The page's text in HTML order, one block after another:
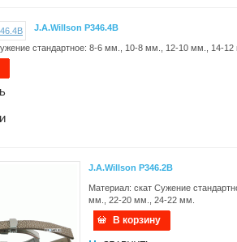
J.A.Willson P346.4B
стандартное: 8-6 мм., 10-8 мм., 12-10 мм., 14-
J.A.Willson P346.2B
Материал: скат Сужение
мм., 22-20 мм., 24-22 мм.
В корзину